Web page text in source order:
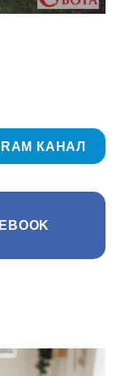
КАНАЛ